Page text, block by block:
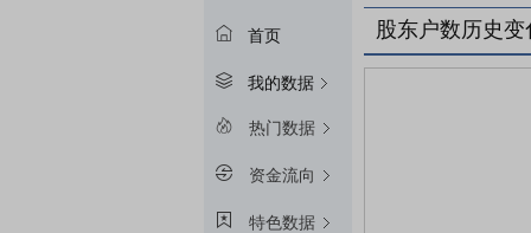
首页
我的数据
热门数据
资金流向
特色数据
股东户数历史